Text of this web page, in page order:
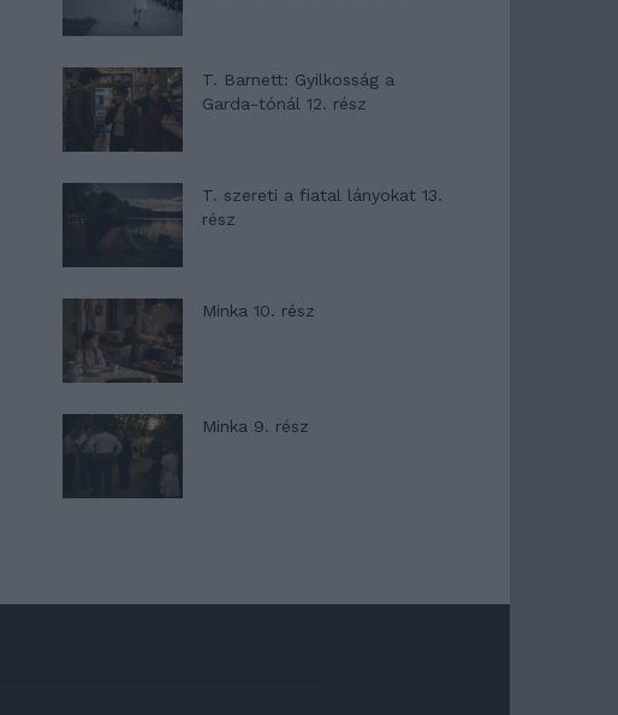
T. Barnett: Gyilkosság a
Garda-tónál 12. rész
T. szereti a fiatal lányokat 13.
rész
Minka 10. rész
Minka 9. rész